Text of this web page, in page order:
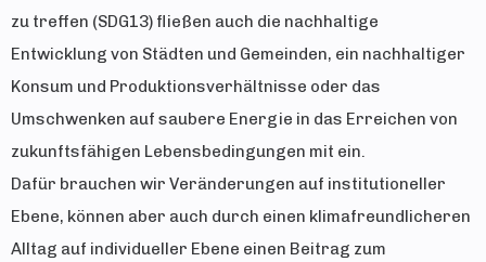
zu treffen (SDG13) fließen auch die nachhaltige
Entwicklung von Städten und Gemeinden, ein nachhaltiger
Konsum und Produktionsverhältnisse oder das
Umschwenken auf saubere Energie in das Erreichen von
zukunftsfähigen Lebensbedingungen mit ein.
Dafür brauchen wir Veränderungen auf institutioneller
Ebene, können aber auch durch einen klimafreundlicheren
Alltag auf individueller Ebene einen Beitrag zum